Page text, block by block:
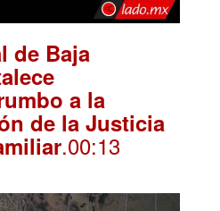
de Baja
a la
de la Justicia
.00:13